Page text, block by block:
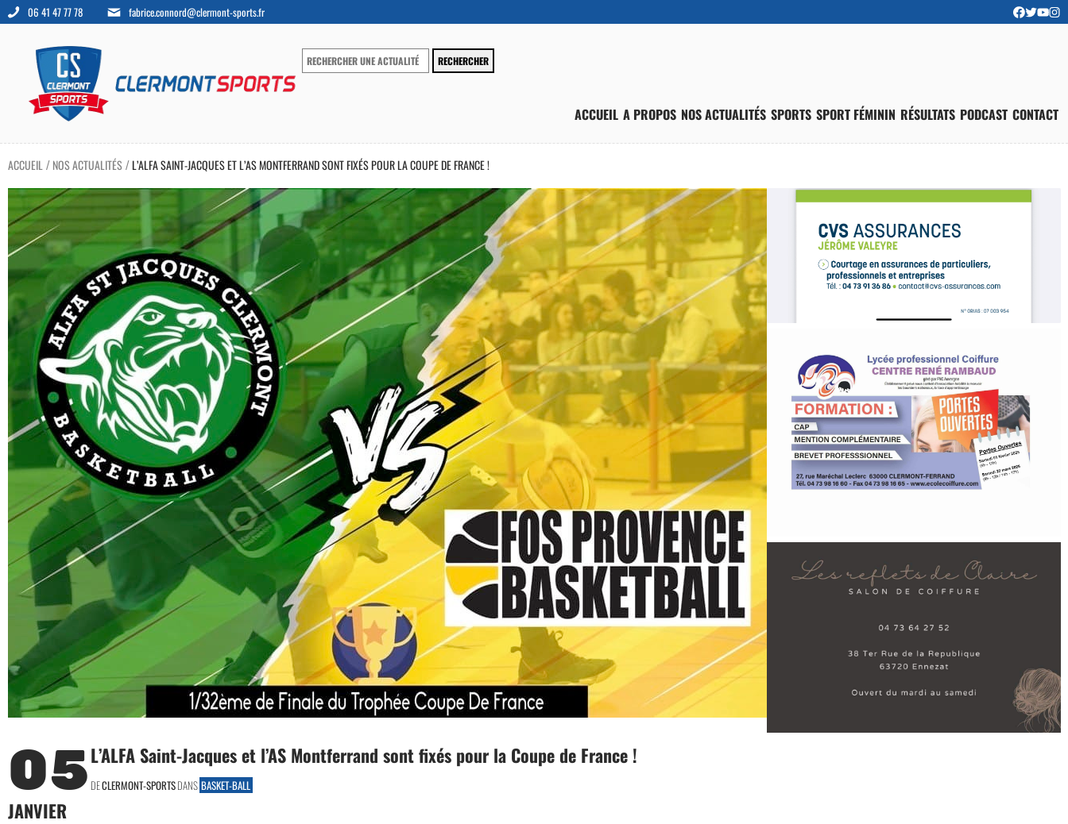
06 41 47 77 78 fabrice.connord@clermont-sports.fr
ACCUEIL A PROPOS NOS ACTUALITÉS SPORTS SPORT FÉMININ RÉSULTATS PODCAST CONTACT
ACCUEIL / NOS ACTUALITÉS/L’ALFA SAINT-JACQUES ET L’AS MONTFERRAND SONT FIXÉS POUR LA COUPE DE FRANCE !
05
JANVIER
L’ALFA Saint-Jacques et l’AS Montferrand sont fixés pour la Coupe de France !
DECLERMONT-SPORTSDANS BASKET-BALL